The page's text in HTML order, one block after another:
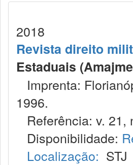
2018
Revista direito
Estaduais
Imprenta:
1996.
Referência: v. 21,
Disponibilidade:
Localização: STJ